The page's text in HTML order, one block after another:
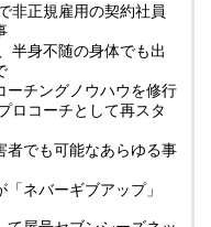
非正規雇用の契約社員
半身不随の身体でも出
ーチングノウハウを修行
ロコーチとして再スタ
者でも可能なあらゆる事
ネバーギブアップ」